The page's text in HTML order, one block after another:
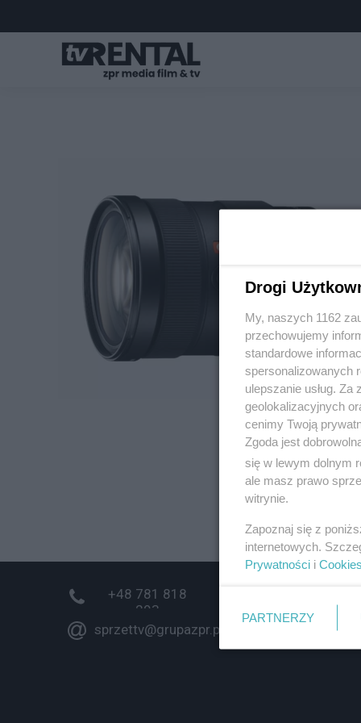
sprzettv@grupazpr.pl
+48 781 818
293
Drogi
My, naszych 1162
przechowujemy
standardowe
spersonalizowanych
ulepszanie usług.
geolokalizacyjnych
cenimy Twoją
Zgoda jest
się w lewym dolnym
ale masz prawo
witrynie.
Zapoznaj się z
internetowych.
Prywatności i Cookies
PARTNERZY